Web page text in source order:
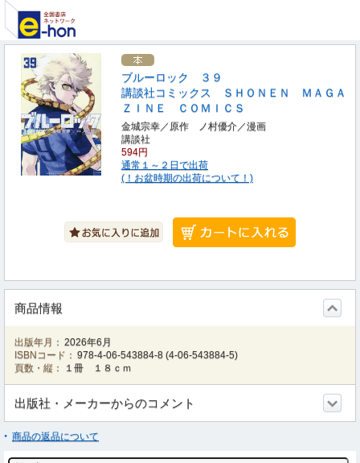
ブルーロック ３９
講談社コミックス ＳＨＯＮＥＮ ＭＡＧＡ
ＺＩＮＥ ＣＯＭＩＣＳ
金城宗幸／原作 ノ村優介／漫画
講談社
594円
通常１～２日で出荷
(！お盆時期の出荷について！)
商品情報
出版年月： 2026年6月
ISBNコード： 978-4-06-543884-8 (4-06-543884-5)
頁数・縦：
１冊 １８ｃｍ
出版社・メーカーからのコメント
商品の返品について